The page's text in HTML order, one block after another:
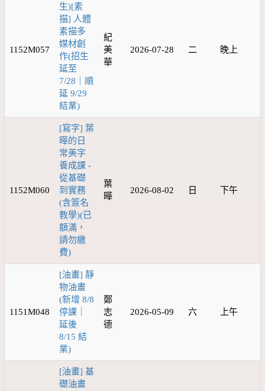
1152M057
生)[素
描] 人體
素描多
媒材創
作(招生
延至
7/28｜順
延 9/29
結業)
紀
美
華
2026-07-28 二 晚上
1152M060
[寫字] 葉
曄的日
常美字
養成課 -
從基礎
到實務
(含簽名
教學)(已
額滿，
請勿繳
費)
葉
曄
2026-08-02 日 下午
1151M048
[油畫] 靜
物油畫
(新增 8/8
停課｜
延後
8/15 結
業)
鄭
志
德
2026-05-09 六 上午
[油畫] 基
礎油畫